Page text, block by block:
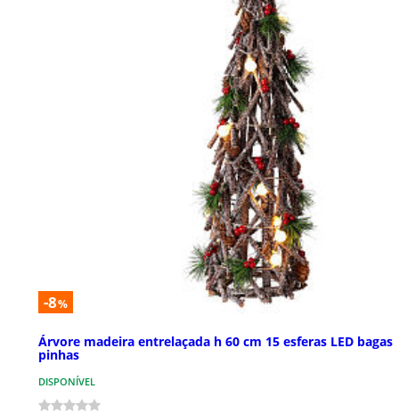
-8%
Árvore madeira entrelaçada h 60 cm 15 esferas LED bagas
pinhas
DISPONÍVEL